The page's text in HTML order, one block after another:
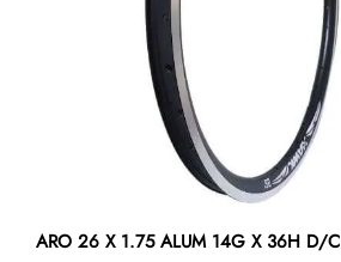
ARO 26 X 1.75 ALUM 14G X 36H D/C